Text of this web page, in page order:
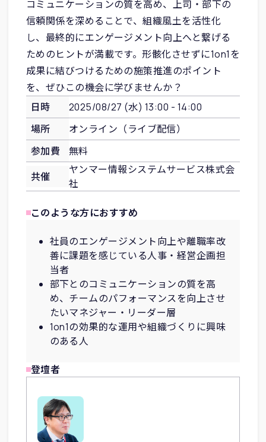
コミュニケーションの質を高め、上司・部下の
信頼関係を深めることで、組織風土を活性化
し、最終的にエンゲージメント向上へと繋げる
ためのヒントが満載です。形骸化させずに1on1を
成果に結びつけるための施策推進のポイント
を、ぜひこの機会に学びませんか？
日時
2025/08/27 (水) 13:00 - 14:00
場所
オンライン（ライブ配信）
参加費
無料
共催
ヤンマー情報システムサービス株式会
社
このような方におすすめ
社員のエンゲージメント向上や離職率改
善に課題を感じている人事・経営企画担
当者
部下とのコミュニケーションの質を高
め、チームのパフォーマンスを向上させ
たいマネジャー・リーダー層
1on1の効果的な運用や組織づくりに興味
のある人
登壇者